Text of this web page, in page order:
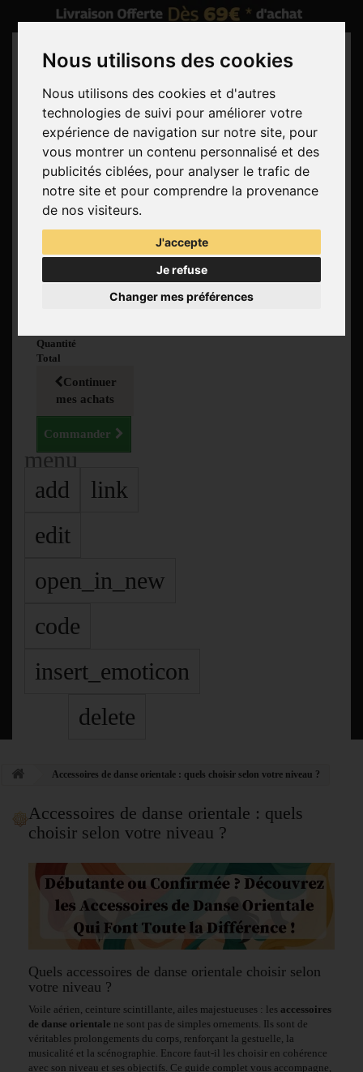
Nous utilisons des cookies
Nous utilisons des cookies et d'autres
technologies de suivi pour améliorer votre
expérience de navigation sur notre site, pour
vous montrer un contenu personnalisé et des
publicités ciblées, pour analyser le trafic de
notre site et pour comprendre la provenance
de nos visiteurs.
J'accepte
Je refuse
Changer mes préférences
Rechercher
Panier(vide)
Aucun produit
Livraison gratuite !
Livraison
Quantité
Total
Continuer
mes achats
Commander
menu
add
link
edit
open_in_new
code
insert_emoticon
delete
Accessoires de danse orientale : quels choisir selon votre niveau ?
Accessoires de danse orientale : quels
choisir selon votre niveau ?
Quels accessoires de danse orientale choisir selon
votre niveau ?
Voile aérien, ceinture scintillante, ailes majestueuses : les accessoires
de danse orientale ne sont pas de simples ornements. Ils sont de
véritables prolongements du corps, renforçant la gestuelle, la
musicalité et la scénographie. Encore faut-il les choisir en cohérence
avec son niveau et ses objectifs. Ce guide complet vous accompagne,